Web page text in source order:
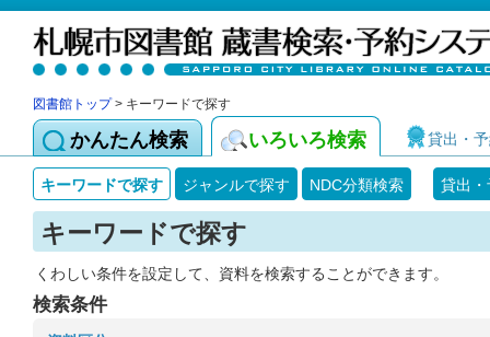
図書館トップ> キーワードで探す
かんたん検索 いろいろ検索 貸出・
キーワードで探す ジャンルで探す NDC分類検索 貸出
キーワードで探す
くわしい条件を設定して、資料を検索することができます。
検索条件